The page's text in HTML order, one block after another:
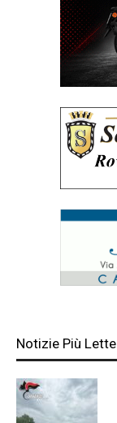
Notizie Più Lette